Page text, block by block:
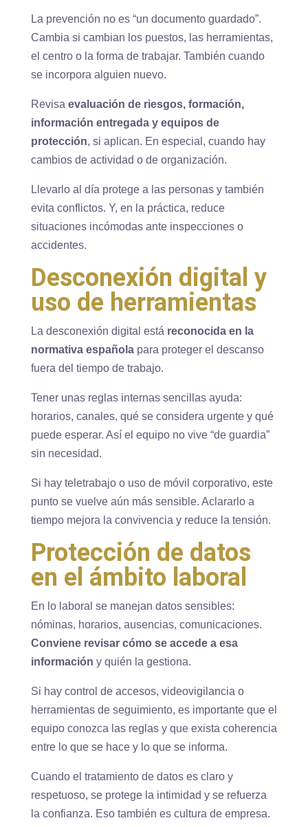
La prevención no es “un documento guardado”.
Cambia si cambian los puestos, las herramientas,
el centro o la forma de trabajar. También cuando
se incorpora alguien nuevo.
Revisa evaluación de riesgos, formación,
información entregada y equipos de
protección, si aplican. En especial, cuando hay
cambios de actividad o de organización.
Llevarlo al día protege a las personas y también
evita conflictos. Y, en la práctica, reduce
situaciones incómodas ante inspecciones o
accidentes.
Desconexión digital y
uso de herramientas
La desconexión digital está reconocida en la
normativa española para proteger el descanso
fuera del tiempo de trabajo.
Tener unas reglas internas sencillas ayuda:
horarios, canales, qué se considera urgente y qué
puede esperar. Así el equipo no vive “de guardia”
sin necesidad.
Si hay teletrabajo o uso de móvil corporativo, este
punto se vuelve aún más sensible. Aclararlo a
tiempo mejora la convivencia y reduce la tensión.
Protección de datos
en el ámbito laboral
En lo laboral se manejan datos sensibles:
nóminas, horarios, ausencias, comunicaciones.
Conviene revisar cómo se accede a esa
información y quién la gestiona.
Si hay control de accesos, videovigilancia o
herramientas de seguimiento, es importante que el
equipo conozca las reglas y que exista coherencia
entre lo que se hace y lo que se informa.
Cuando el tratamiento de datos es claro y
respetuoso, se protege la intimidad y se refuerza
la confianza. Eso también es cultura de empresa.